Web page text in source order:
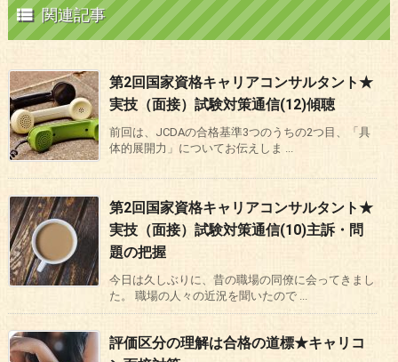
 関連記事
第2回国家資格キャリアコンサルタント★
実技（面接）試験対策通信(12)傾聴
前回は、JCDAの合格基準3つのうちの2つ目、「具
体的展開力」についてお伝えしま ...
第2回国家資格キャリアコンサルタント★
実技（面接）試験対策通信(10)主訴・問
題の把握
今日は久しぶりに、昔の職場の同僚に会ってきまし
た。 職場の人々の近況を聞いたので ...
評価区分の理解は合格の道標★キャリコ